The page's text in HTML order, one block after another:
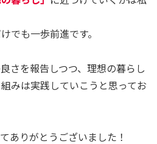
でも一歩前進です。
さを報告しつつ、理想の暮らし
みは実践していこうと思ってお
ありがとうございました！